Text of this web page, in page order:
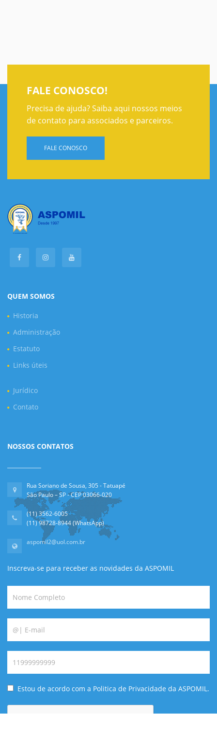
FALE CONOSCO!
Precisa de ajuda? Saiba aqui nossos meios
de contato para associados e parceiros.
FALE CONOSCO
QUEM SOMOS
Historia
Administração
Estatuto
Links úteis
Jurídico
Contato
NOSSOS CONTATOS
Rua Soriano de Sousa, 305 - Tatuapé
São Paulo – SP - CEP 03066-020
(11) 3562-6005
(11) 98728-8944 (WhatsApp)
aspomil2@uol.com.br
Inscreva-se para receber as novidades da ASPOMIL
Estou de acordo com a Politica de Privacidade da ASPOMIL.